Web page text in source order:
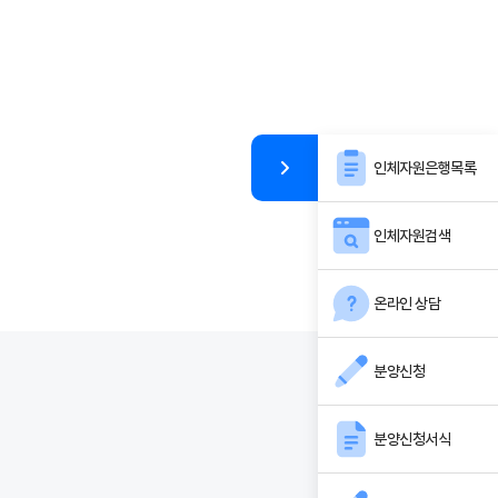
인체자원은행목록
인체자원검색
온라인 상담
분양신청
분양신청서식